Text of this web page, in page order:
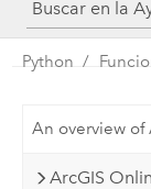
Python
An overview of
ArcGIS